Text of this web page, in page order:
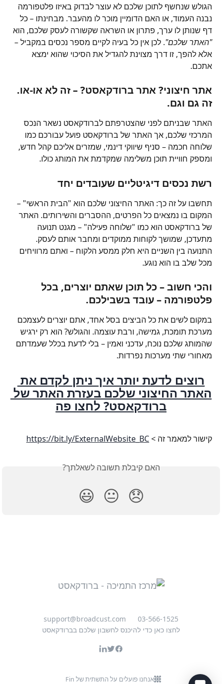
הגולש שנחשף לתוכן שלכם לא עוצר לבדוק באיזו פלטפורמה
נבנה העמוד, או האם הדומיין מוכר לו מהעבר. מבחינתו – כל
דף שנותן לו ערך, פתרון או השראה שקשורה לעסק שלכם, הוא
"האתר שלכם". לכן אין כל בעיה לקיים מספר נכסים במקביל –
אלא להפך, זו דרך מצוינת להגדיל את הסיכוי שהוא ימצא
אתכם.
אתר חיצוני? אתר ברודקאסט? – זה לא או-או.
זה גם וגם.
האתר שבניתם לפני שהצטרפתם לברודקאסט נשאר הנכס
המרכזי שלכם, אך האתר של ברודקאסט פועל עבורכם כמו
שלוחה חכמה – סניף שיווקי דינמי, שמזרים אליכם קהל חדש,
ומספק חוויית תוכן משלימה שמקדמת את המותג כולו.
רשת נכסים דיגיטליים שעובדים יחד
תחשבו על זה כך: האתר החיצוני שלכם הוא "הבית הראשי" –
המקום בו נמצאים כל הפרטים, ההסברים והשירותים. האתר
של ברודקאסט הוא כמו "שלוחה פעילה" – מגנט תנועה
מתעדכן, שמושך לקוחות ממוקדים ומחבר אותם לעסק.
התנועה בין השניים היא חלק ממסע הלקוח – ואתם מרוויחים
מכל שלב בו הוא נוגע.
והכי חשוב – כל תוכן שאתם יוצרים, בכל
פלטפורמה – עובד בשבילכם.
במקום לשים את כל הביצים בסל אחד, אתם יוצרים לעצמכם
מערכת תומכת, גמישה, ורבת עוצמה. והגולש? הוא רק ירגיש
שהמותג שלכם נוכח, עדכני ואמין – בלי לדעת בכלל שעמדתם
מאחורי שתי מערכות נפרדות.
רוצים לדעת יותר איך ניתן לקדם את
האתר החיצוני שלכם בעזרת האתר של
ברודקאסט? לחצו פה
קישור למאמר זה > https://bit.ly/ExternalWebsite_BC
האם קיבלת תשובה לשאלתך?
😞
😐
😃
03-566-1525
support@broadcust.com
לחצו כאן כדי להיכנס לחשבון שלכם בברודקאסט
אנחנו פועלים על התשתית של Fin